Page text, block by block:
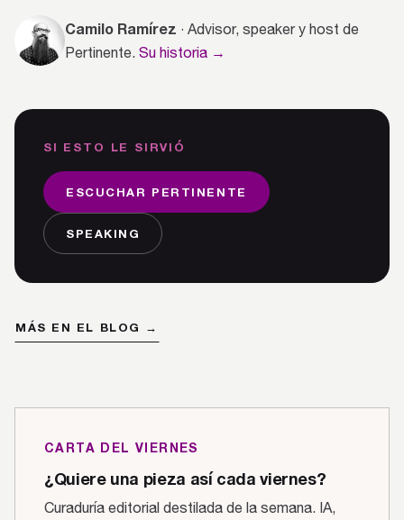
Camilo Ramírez · Advisor, speaker y host de
Pertinente. Su historia →
SI ESTO LE SIRVIÓ
ESCUCHAR PERTINENTE
SPEAKING
MÁS EN EL BLOG →
CARTA DEL VIERNES
¿Quiere una pieza así cada viernes?
Curaduría editorial destilada de la semana. IA,